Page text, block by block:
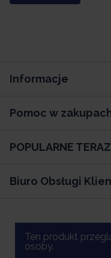
Ten produkt
osoby.
Informacje
Pomoc w
POPULARNE TERAZ
Biuro Obsługi